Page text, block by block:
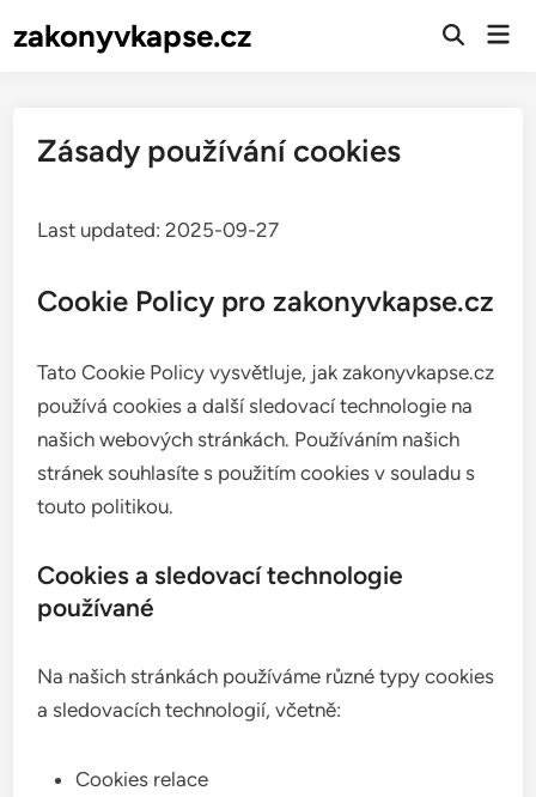
tozakonyvkapse.cz
Open
Zásady používání cookies
Last updated: 2025-09-27
Cookie Policy pro zakonyvkapse.cz
Tato Cookie Policy vysvětluje, jak zakonyvkapse.cz
používá cookies a další sledovací technologie na
našich webových stránkách. Používáním našich
stránek souhlasíte s použitím cookies v souladu s
touto politikou.
Cookies a sledovací technologie
používané
Na našich stránkách používáme různé typy cookies
a sledovacích technologií, včetně:
Cookies relace